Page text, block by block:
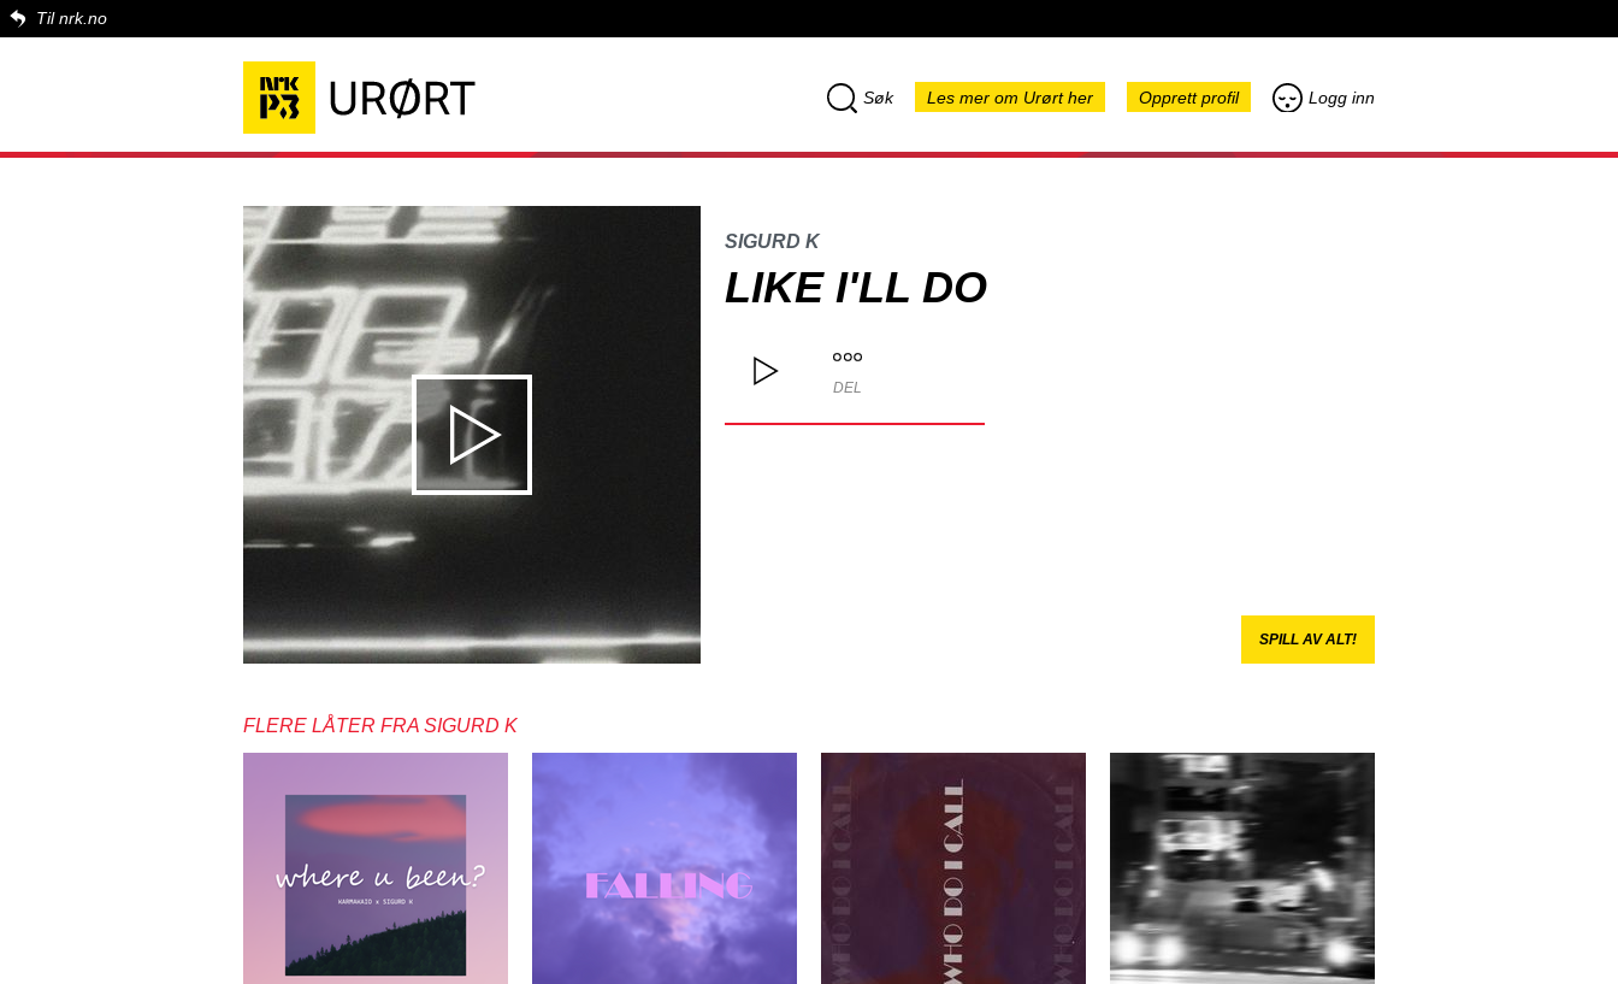
Til nrk.no
Søk Les mer om Urørt her Opprett profil Logg inn
SIGURD K
LIKE I'LL DO
DEL
SPILL AV ALT!
FLERE LÅTER FRA SIGURD K